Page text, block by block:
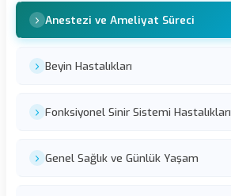
Anestezi ve Ameliyat Süreci
Beyin Hastalıkları
Fonksiyonel Sinir Sistemi Hastalıkları
Genel Sağlık ve Günlük Yaşam